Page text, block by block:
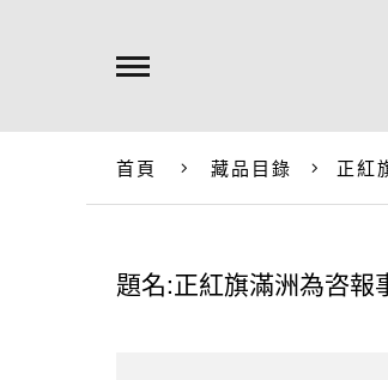
首頁 藏品目錄 正紅
題名:正紅旗滿洲為咨報